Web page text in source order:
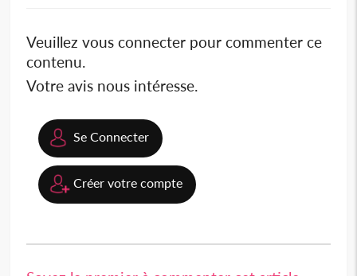
Veuillez vous connecter pour commenter ce
contenu.
Votre avis nous intéresse.
Se Connecter
Créer votre compte